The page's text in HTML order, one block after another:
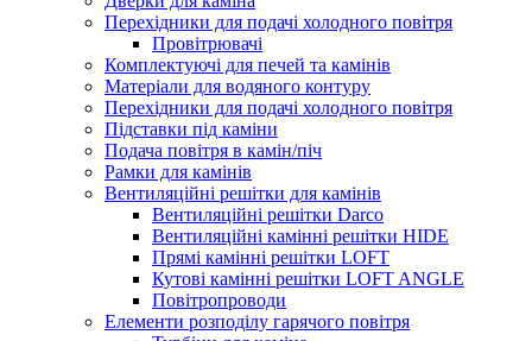
Перехідники для подачі холодного повітря
Провітрювачі
Комплектуючі для печей та камінів
Матеріали для водяного контуру
Перехідники для подачі холодного повітря
Підставки під каміни
Подача повітря в камін/піч
Рамки для камінів
Вентиляційні решітки для камінів
Вентиляційні решітки Darco
Вентиляційні камінні решітки HIDE
Прямі камінні решітки LOFT
Кутові камінні решітки LOFT ANGLE
Повітропроводи
Елементи розподілу гарячого повітря